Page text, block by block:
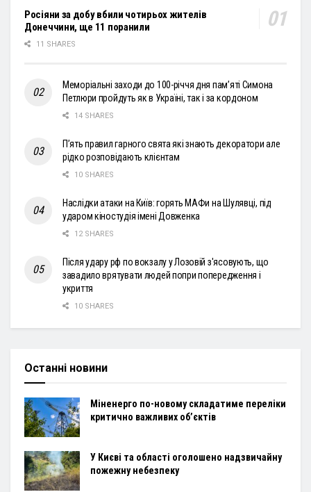
Росіяни за добу вбили чотирьох жителів
Донеччини, ще 11 поранили
11 SHARES
Меморіальні заходи до 100-річчя дня пам’яті Симона
Петлюри пройдуть як в Україні, так і за кордоном
14 SHARES
П’ять правил гарного свята які знають декоратори але
рідко розповідають клієнтам
10 SHARES
Наслідки атаки на Київ: горять МАФи на Шулявці, під
ударом кіностудія імені Довженка
12 SHARES
Після удару рф по вокзалу у Лозовій з'ясовують, що
завадило врятувати людей попри попередження і
укриття
10 SHARES
Останні новини
Міненерго по-новому складатиме переліки
критично важливих об’єктів
У Києві та області оголошено надзвичайну
пожежну небезпеку